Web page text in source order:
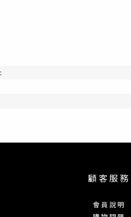
顧 客 服 務
會 員 說 明